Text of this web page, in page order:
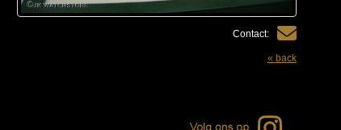
Contact:
« back